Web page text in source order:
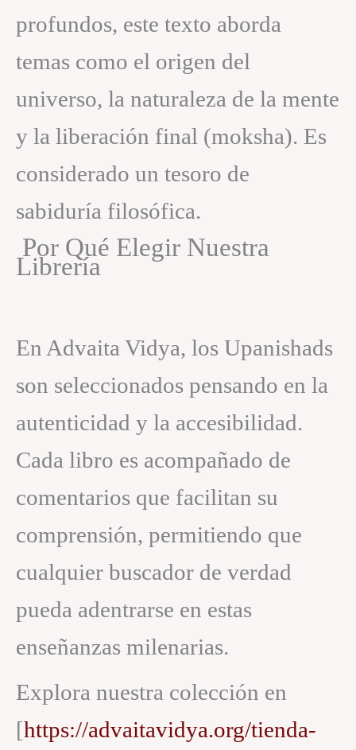
profundos, este texto aborda
temas como el origen del
universo, la naturaleza de la mente
y la liberación final (moksha). Es
considerado un tesoro de
sabiduría filosófica.
Por Qué Elegir Nuestra
Librería
En Advaita Vidya, los Upanishads
son seleccionados pensando en la
autenticidad y la accesibilidad.
Cada libro es acompañado de
comentarios que facilitan su
comprensión, permitiendo que
cualquier buscador de verdad
pueda adentrarse en estas
enseñanzas milenarias.
Explora nuestra colección en
[https://advaitavidya.org/tienda-